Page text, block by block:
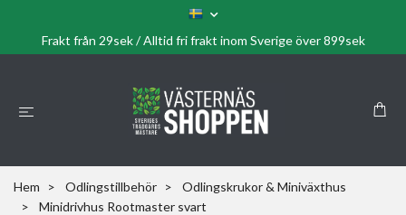
Frakt från 29sek / Alltid fri frakt inom Sverige över 899sek
Hem Odlingstillbehör
Odlingskrukor & Miniväxthus
Minidrivhus Rootmaster svart